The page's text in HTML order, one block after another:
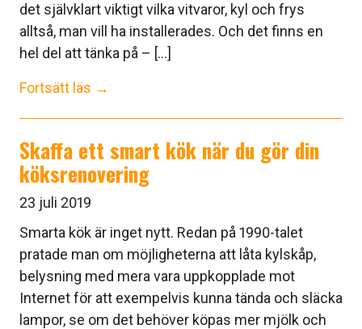
det självklart viktigt vilka vitvaror, kyl och frys
alltså, man vill ha installerades. Och det finns en
hel del att tänka på – [...]
Fortsätt läs →
Skaffa ett smart kök när du gör din
köksrenovering
23 juli 2019
Smarta kök är inget nytt. Redan på 1990-talet
pratade man om möjligheterna att låta kylskåp,
belysning med mera vara uppkopplade mot
Internet för att exempelvis kunna tända och släcka
lampor, se om det behöver köpas mer mjölk och